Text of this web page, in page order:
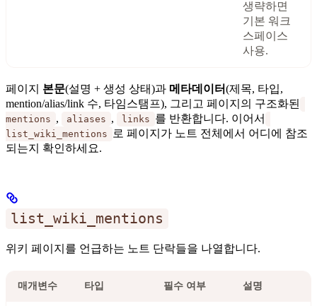
생략하면
기본 워크
스페이스
사용.
페이지 본문(설명 + 생성 상태)과 메타데이터(제목, 타입,
mention/alias/link 수, 타임스탬프), 그리고 페이지의 구조화된
mentions , aliases , links 를 반환합니다. 이어서
list_wiki_mentions 로 페이지가 노트 전체에서 어디에 참조
되는지 확인하세요.
list_wiki_mentions
위키 페이지를 언급하는 노트 단락들을 나열합니다.
매개변수 타입 필수 여부 설명